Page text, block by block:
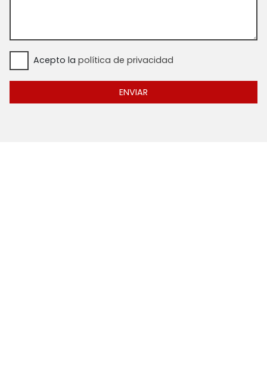
Acepto lapolítica de privacidad
ENVIAR